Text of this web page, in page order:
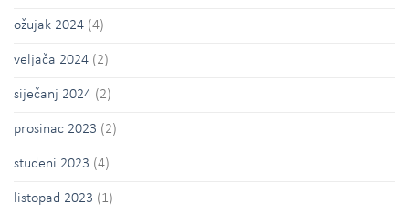
ožujak 2024 (4)
veljača 2024 (2)
siječanj 2024 (2)
prosinac 2023 (2)
studeni 2023 (4)
listopad 2023 (1)